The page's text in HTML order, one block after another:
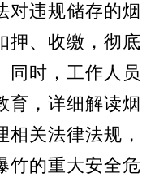
对违规储存的烟
押、收缴，彻底
同时，工作人员
育，详细解读烟
关法律法规，
竹的重大安全危